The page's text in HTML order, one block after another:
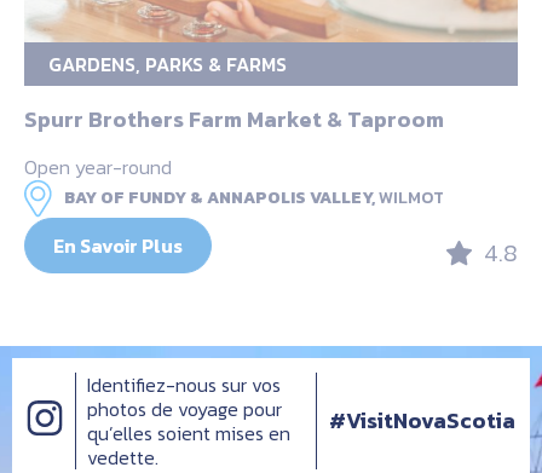
GARDENS, PARKS & FARMS
Spurr Brothers Farm Market & Taproom
Open year-round
BAY OF FUNDY & ANNAPOLIS VALLEY,WILMOT
En Savoir Plus 4.8
Identifiez-nous sur vos
photos de voyage pour
qu’elles soient mises en
vedette.
#VisitNovaScotia